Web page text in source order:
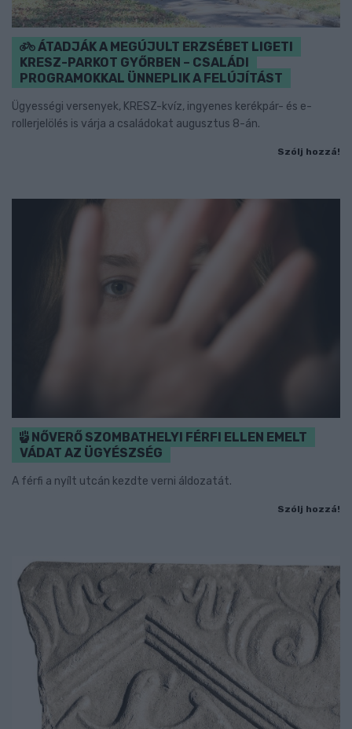
ÁTADJÁK A MEGÚJULT ERZSÉBET LIGETI
KRESZ-PARKOT GYŐRBEN – CSALÁDI
PROGRAMOKKAL ÜNNEPLIK A FELÚJÍTÁST
Ügyességi versenyek, KRESZ-kvíz, ingyenes kerékpár- és e-
rollerjelölés is várja a családokat augusztus 8-án.
Szólj hozzá!
NŐVERŐ SZOMBATHELYI FÉRFI ELLEN EMELT
VÁDAT AZ ÜGYÉSZSÉG
A férfi a nyílt utcán kezdte verni áldozatát.
Szólj hozzá!